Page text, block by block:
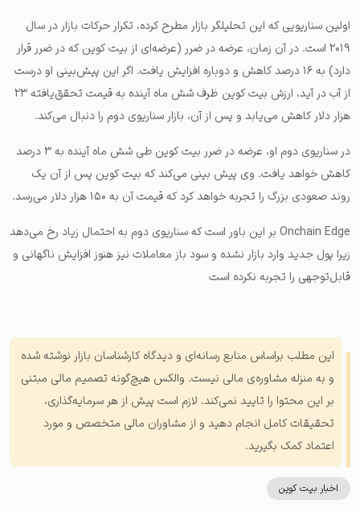
اولین سناریویی که این تحلیلگر بازار مطرح کرده، تکرار حرکات بازار در سال
۲۰۱۹ است. در آن زمان، عرضه در ضرر (عرضه‌ای از بیت کوین که در ضرر قرار
دارد) به ۱۶ درصد کاهش و دوباره افزایش یافت. اگر این پیش‌بینی او درست
از آب در آید، ارزش بیت‌ کوین ظرف شش ماه آینده به قیمت تحقق‌یافته ۲۳
هزار دلار کاهش می‌یابد و پس از آن، بازار سناریوی دوم را دنبال می‌کند.
در سناریوی دوم او، عرضه در ضرر بیت کوین طی شش ماه آینده به ۳ درصد
کاهش خواهد یافت. وی پیش بینی می‌کند که بیت کوین پس از آن یک
روند صعودی بزرگ را تجربه خواهد کرد که قیمت آن به ۱۵۰ هزار دلار می‌رسد.
Onchain Edge بر این باور است که سناریوی دوم به احتمال زیاد رخ می‌دهد
زیرا پول جدید وارد بازار نشده و سود باز معاملات نیز هنوز افزایش ناگهانی و
قابل‌توجهی را تجربه نکرده است
این مطلب براساس منابع رسانه‌ای و دیدگاه کارشناسان بازار نوشته شده
و به منزله مشاوره‌ی مالی نیست. والکس هیچ‌گونه تصمیم مالی مبتنی
بر این محتوا را تایید نمی‌کند. لازم است پیش از هر سرمایه‌گذاری،
تحقیقات کامل انجام دهید و از مشاوران مالی متخصص و مورد
اعتماد کمک بگیرید.
اخبار بیت کوین